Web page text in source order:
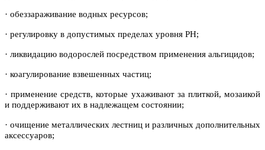
· обеззараживание водных ресурсов;
· регулировку в допустимых пределах уровня РН;
· ликвидацию водорослей посредством применения альгицидов;
· коагулирование взвешенных частиц;
· применение средств, которые ухаживают за плиткой, мозаикой
и поддерживают их в надлежащем состоянии;
· очищение металлических лестниц и различных дополнительных
аксессуаров;